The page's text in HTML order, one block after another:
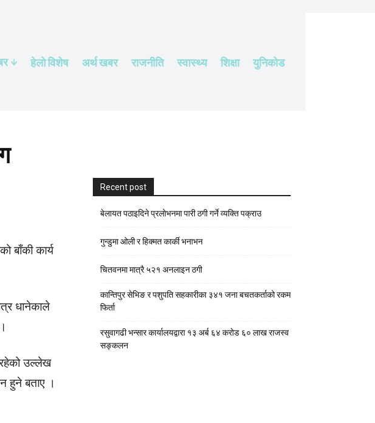
हेलाे विशेष अर्थ खबर राजनीति स्वास्थ्य शिक्षा युनिकोड
बाँकी कार्य
धानेकाले
उल्लेख
हुने बताए ।
Recent post
बेलायत पठाइदिने प्रलाेभनमा पारी ठगी गर्ने व्यक्ति पक्राउ
गुन्डुमा ओली र हिक्मत कार्की भनाभन
चितवनमा मात्रै ५२१ अनलाइन ठगी
कान्तिपुर सेभिङ र पशुपति सहकारीका ३४१ जना बचतकर्ताको रकम
फिर्ता
रसुवागढी भन्सार कार्यालयद्वारा १३ अर्ब ६४ करोड ६० लाख राजस्व
सङ्कलन